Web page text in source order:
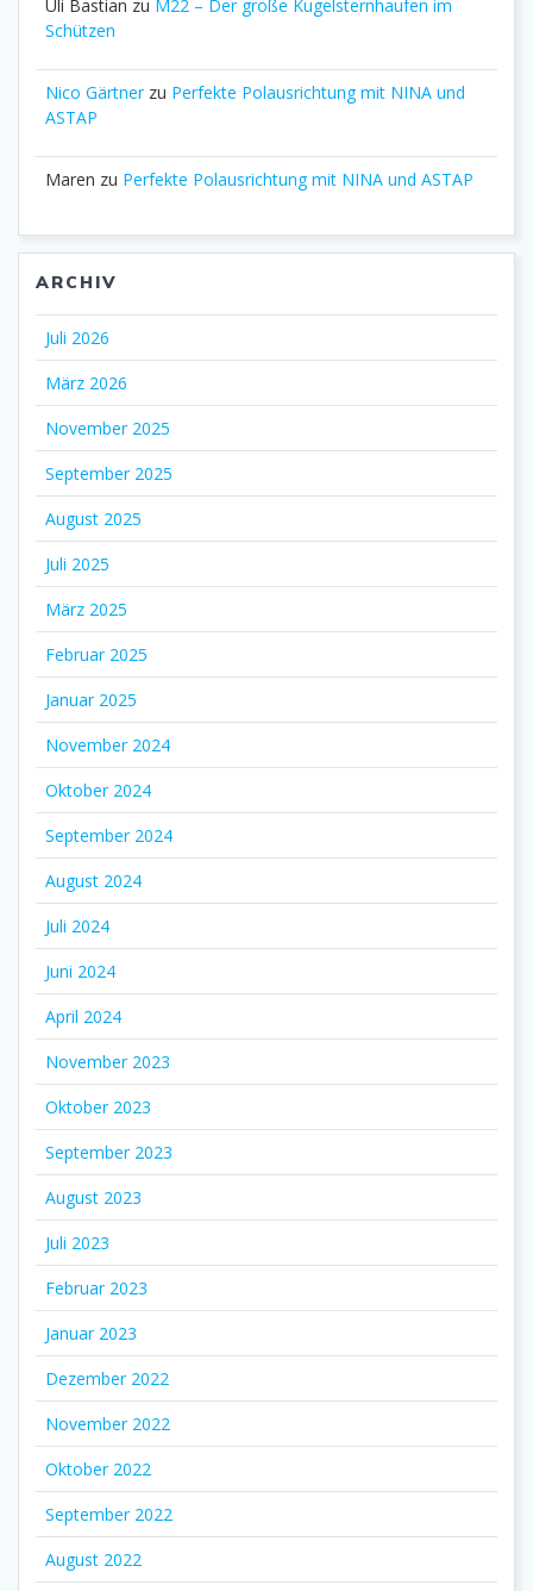
Uli Bastian zu M22 – Der große Kugelsternhaufen im
Schützen
Nico Gärtnerzu Perfekte Polausrichtung mit NINA und
ASTAP
Maren zu Perfekte Polausrichtung mit NINA und ASTAP
ARCHIV
Juli 2026
März 2026
November 2025
September 2025
August 2025
Juli 2025
März 2025
Februar 2025
Januar 2025
November 2024
Oktober 2024
September 2024
August 2024
Juli 2024
Juni 2024
April 2024
November 2023
Oktober 2023
September 2023
August 2023
Juli 2023
Februar 2023
Januar 2023
Dezember 2022
November 2022
Oktober 2022
September 2022
August 2022